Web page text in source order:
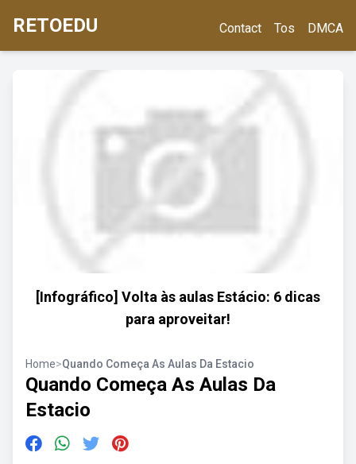
RETOEDU Contact Tos DMCA
[Infográfico] Volta às aulas Estácio: 6 dicas
para aproveitar!
Home>Quando Começa As Aulas Da Estacio
Quando Começa As Aulas Da
Estacio